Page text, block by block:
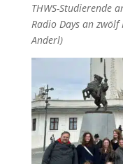
THWS-Studierende
Radio Days an zwölf
Anderl)